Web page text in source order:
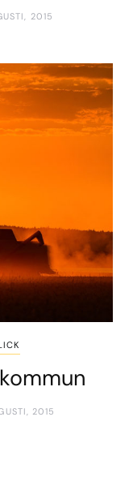
2015
2015